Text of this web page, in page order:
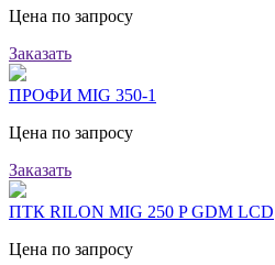
Цена по запросу
Заказать
ПРОФИ MIG 350-1
Цена по запросу
Заказать
ПТК RILON MIG 250 P GDM LCD
Цена по запросу